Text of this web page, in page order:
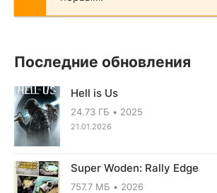
Последние обновления
Hell is Us
24.73 ГБ 2025
21.01.2026
Super Woden: Rally Edge
757.7 МБ 2026